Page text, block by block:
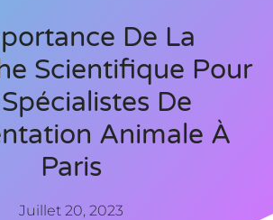
De La
Scientifique Pour
De
Animale À
Paris
Juillet 20, 2023